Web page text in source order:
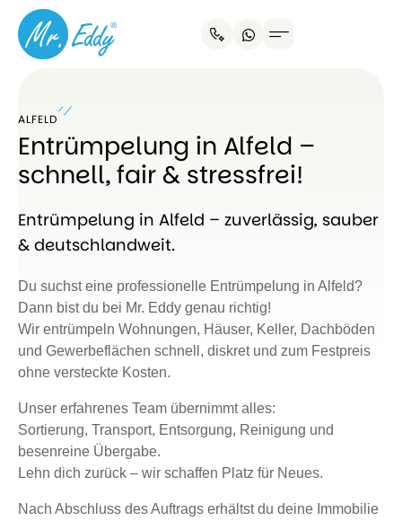
ALFELD
Entrümpelung in Alfeld –
schnell, fair & stressfrei!
Entrümpelung in Alfeld – zuverlässig, sauber
& deutschlandweit.
Du suchst eine professionelle Entrümpelung in Alfeld?
Dann bist du bei Mr. Eddy genau richtig!
Wir entrümpeln Wohnungen, Häuser, Keller, Dachböden
und Gewerbeflächen schnell, diskret und zum Festpreis
ohne versteckte Kosten.
Unser erfahrenes Team übernimmt alles:
Sortierung, Transport, Entsorgung, Reinigung und
besenreine Übergabe.
Lehn dich zurück – wir schaffen Platz für Neues.
Nach Abschluss des Auftrags erhältst du deine Immobilie